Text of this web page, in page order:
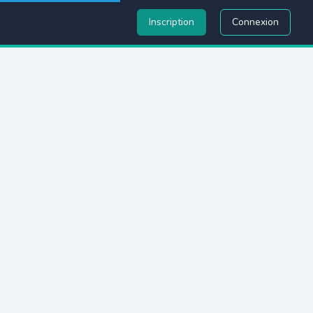
Inscription Connexion